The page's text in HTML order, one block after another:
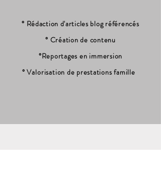
° Rédaction d'articles blog référencés
° Création de contenu
°Reportages en immersion
°Valorisation de prestations famille